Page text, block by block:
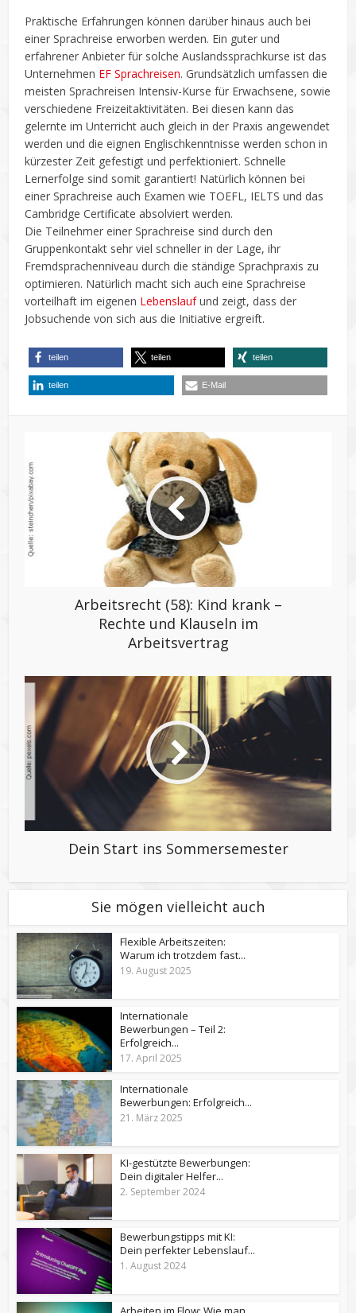
Praktische Erfahrungen können darüber hinaus auch bei
einer Sprachreise erworben werden. Ein guter und
erfahrener Anbieter für solche Auslandssprachkurse ist das
Unternehmen EF Sprachreisen. Grundsätzlich umfassen die
meisten Sprachreisen Intensiv-Kurse für Erwachsene, sowie
verschiedene Freizeitaktivitäten. Bei diesen kann das
gelernte im Unterricht auch gleich in der Praxis angewendet
werden und die eignen Englischkenntnisse werden schon in
kürzester Zeit gefestigt und perfektioniert. Schnelle
Lernerfolge sind somit garantiert! Natürlich können bei
einer Sprachreise auch Examen wie TOEFL, IELTS und das
Cambridge Certificate absolviert werden.
Die Teilnehmer einer Sprachreise sind durch den
Gruppenkontakt sehr viel schneller in der Lage, ihr
Fremdsprachenniveau durch die ständige Sprachpraxis zu
optimieren. Natürlich macht sich auch eine Sprachreise
vorteilhaft im eigenen Lebenslaufund zeigt, dass der
Jobsuchende von sich aus die Initiative ergreift.
teilen teilen teilen
teilen E-Mail
Arbeitsrecht (58): Kind krank –
Rechte und Klauseln im
Arbeitsvertrag
Dein Start ins Sommersemester
Sie mögen vielleicht auch
Flexible Arbeitszeiten:
Warum ich trotzdem fast...
19. August 2025
Internationale
Bewerbungen – Teil 2:
Erfolgreich...
17. April 2025
Internationale
Bewerbungen: Erfolgreich...
21. März 2025
KI-gestützte Bewerbungen:
Dein digitaler Helfer...
2. September 2024
Bewerbungstipps mit KI:
Dein perfekter Lebenslauf...
1. August 2024